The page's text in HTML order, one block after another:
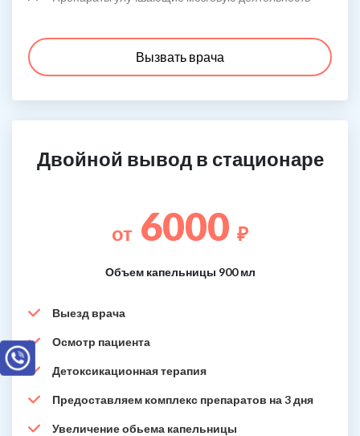
Вызвать врача
Двойной вывод в стационаре
от 6000 ₽
Объем капельницы 900 мл
Выезд врача
Осмотр пациента
Детоксикационная терапия
Предоставляем комплекс препаратов на 3 дня
Увеличение обьема капельницы